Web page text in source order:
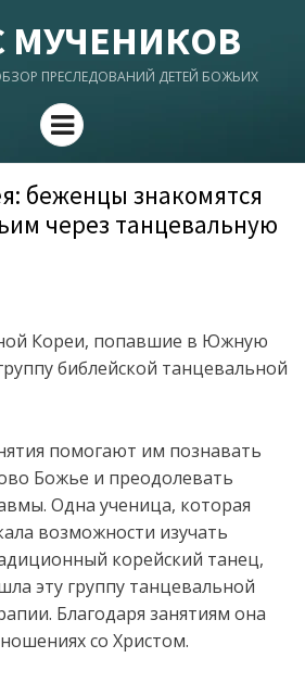
МУЧЕНИКОВ
ПРЕСЛЕДОВАНИЙ ДЕТЕЙ БОЖЬИХ
Menu
беженцы знакомятся
через танцевальную
Кореи, попавшие в Южную
библейской танцевальной
помогают им познавать
Божье и преодолевать
Одна ученица, которая
возможности изучать
корейский танец,
эту группу танцевальной
Благодаря занятиям она
со Христом.